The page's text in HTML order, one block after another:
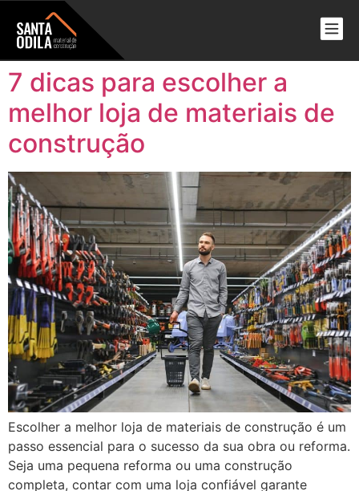
7 dicas para escolher a
melhor loja de materiais de
construção
Escolher a melhor loja de materiais de construção é um
passo essencial para o sucesso da sua obra ou reforma.
Seja uma pequena reforma ou uma construção
completa, contar com uma loja confiável garante